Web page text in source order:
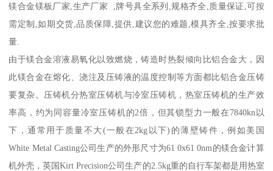
镁合金镁板厂家,生产厂家 ,牌号具全系列,规格齐全,质量保证,可按
需定制,如期交货,品质保障,提供,建议您的难题,模具齐全,按要求批
量.
由于镁合金溶液易氧化以致燃烧，铸造时热裂倾向比铝合金大，因
此镁合金在熔化、浇注及压铸液的温度控制等方面都比铝合金压铸
要复杂。压铸机分热室压铸机与冷室压铸机，热室压铸机的生产效
率高，约为同容量冷室压铸机的2倍，但其锁型力一般在7840kn以
下，通常用于质量不大(一般在2kg以下)的薄壁铸件，例如美国
White Metal Casting公司生产的外形尺寸为61 0x61 0nm的镁合金计算
机外壳，英国Kirt Precision公司生产的2.5kg重的自行车架都是用热室